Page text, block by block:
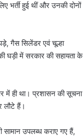
भर्ती हुई थीं और उनकी दोनों
गैस सिलेंडर एवं चूल्हा
घड़ी में सरकार की सहायता के
में ही था। प्रशासन की सूचना
लौटे हैं।
उपलब्ध कराए गए हैं,